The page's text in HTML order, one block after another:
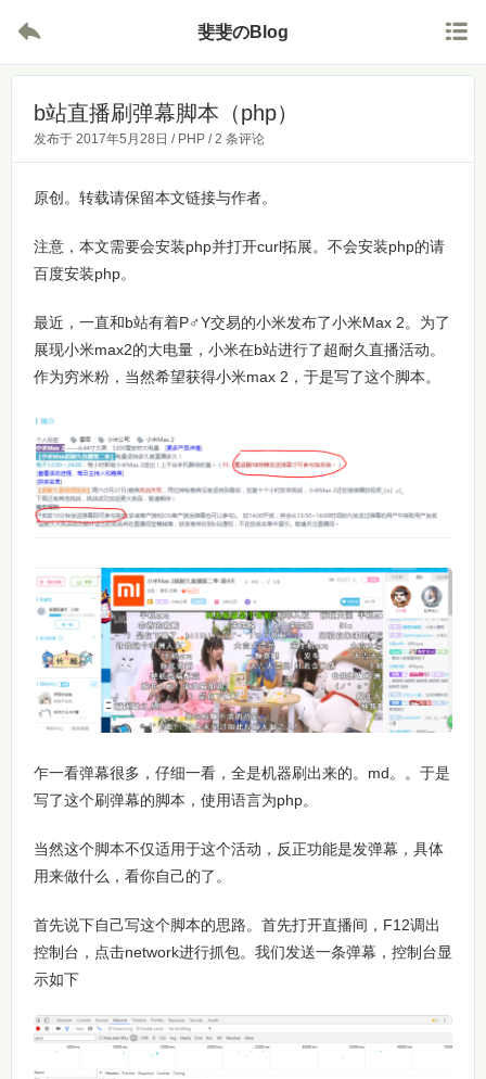
 斐斐のBlog 
b站直播刷弹幕脚本（php）
发布于 2017年5月28日 / PHP /2 条评论
原创。转载请保留本文链接与作者。
注意，本文需要会安装php并打开curl拓展。不会安装php的请
百度安装php。
最近，一直和b站有着P♂Y交易的小米发布了小米Max 2。为了
展现小米max2的大电量，小米在b站进行了超耐久直播活动。
作为穷米粉，当然希望获得小米max 2，于是写了这个脚本。
乍一看弹幕很多，仔细一看，全是机器刷出来的。md。。于是
写了这个刷弹幕的脚本，使用语言为php。
当然这个脚本不仅适用于这个活动，反正功能是发弹幕，具体
用来做什么，看你自己的了。
首先说下自己写这个脚本的思路。首先打开直播间，F12调出
控制台，点击network进行抓包。我们发送一条弹幕，控制台显
示如下